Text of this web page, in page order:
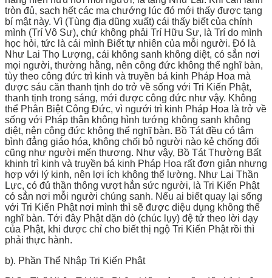
tròn đủ, sạch hết các ma chướng lúc đó mới thấy được tạng
bí mật này. Vì (Tùng địa dũng xuất) cái thấy biết của chính
mình (Trí Vô Sư), chứ không phải Trí Hữu Sư, là Trí do mình
học hỏi, tức là cái mình Biết tự nhiên của mỗi người. Đó là
Như Lai Thọ Lượng, cái không sanh không diệt, có sẳn nơi
mọi người, thường hằng, nên công đức không thể nghĩ bàn,
tùy theo công đức trì kinh và truyền bá kinh Pháp Hoa mà
được sáu căn thanh tịnh do trở về sống với Tri Kiến Phật,
thanh tịnh trong sáng, mới được công đức như vậy. Không
thể Phân Biệt Công Đức, vì ngưới trì kinh Pháp Hoa là trở về
sống với Pháp thân không hình tướng không sanh không
diệt, nên công đức không thể nghĩ bàn. Bồ Tát đều có tâm
bình đẳng giáo hóa, không chối bỏ người nào kẻ chống đối
cũng như người mến thương. Như vậy, Bồ Tát Thường Bất
khinh trì kinh và truyền bá kinh Pháp Hoa rất đơn giản nhưng
hợp với lý kinh, nên lợi ích không thể lường. Như Lai Thần
Lực, có đủ thần thông vượt hẳn sức người, là Tri Kiến Phật
có sẳn nơi mỗi người chúng sanh. Nếu ai biết quay lại sống
với Tri Kiến Phật nơi mình thì sẽ được diệu dụng không thể
nghĩ bàn. Tới đây Phật dặn dò (chúc lụy) đệ tử theo lời dạy
của Phật, khi được chỉ cho biết thị ngộ Tri Kiến Phật rồi thì
phải thực hành.
b). Phần Thể Nhập Tri Kiến Phật